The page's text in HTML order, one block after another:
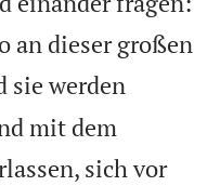
an dieser großen
sie werden
mit dem
sich vor